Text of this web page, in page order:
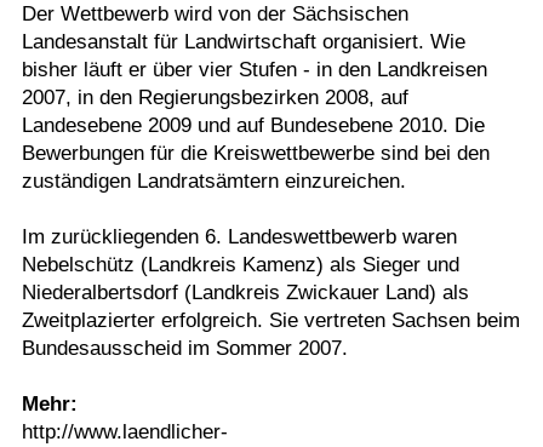
Der Wettbewerb wird von der Sächsischen
Landesanstalt für Landwirtschaft organisiert. Wie
bisher läuft er über vier Stufen - in den Landkreisen
2007, in den Regierungsbezirken 2008, auf
Landesebene 2009 und auf Bundesebene 2010. Die
Bewerbungen für die Kreiswettbewerbe sind bei den
zuständigen Landratsämtern einzureichen.
Im zurückliegenden 6. Landeswettbewerb waren
Nebelschütz (Landkreis Kamenz) als Sieger und
Niederalbertsdorf (Landkreis Zwickauer Land) als
Zweitplazierter erfolgreich. Sie vertreten Sachsen beim
Bundesausscheid im Sommer 2007.
Mehr:
http://www.laendlicher-